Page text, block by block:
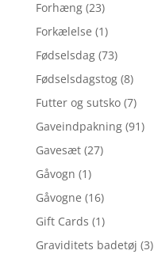
Forhæng (23)
Forkælelse (1)
Fødselsdag (73)
Fødselsdagstog (8)
Futter og sutsko (7)
Gaveindpakning (91)
Gavesæt (27)
Gåvogn (1)
Gåvogne (16)
Gift Cards (1)
Graviditets badetøj (3)